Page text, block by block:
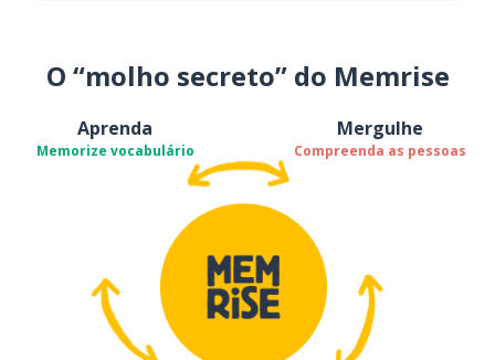
O “molho secreto” do Memrise
Aprenda
Memorize vocabulário
Mergulhe
Compreenda as pessoas